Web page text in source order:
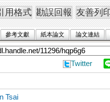
參考文獻 紙本論文 論文連結
Twitter
Tsai